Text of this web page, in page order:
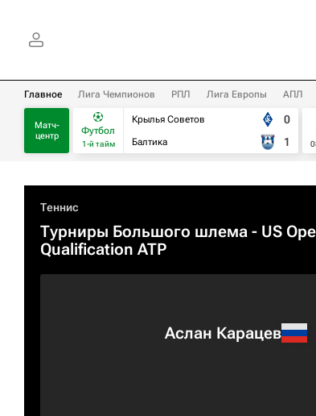
Главное Лига Чемпионов РПЛ Лига Европы АПЛ
Матч-
центр
Футбол
1-й тайм
Крылья Советов
Балтика
0
1
Теннис
Турниры Большого шлема - US
Qualification ATP
Аслан Карацев